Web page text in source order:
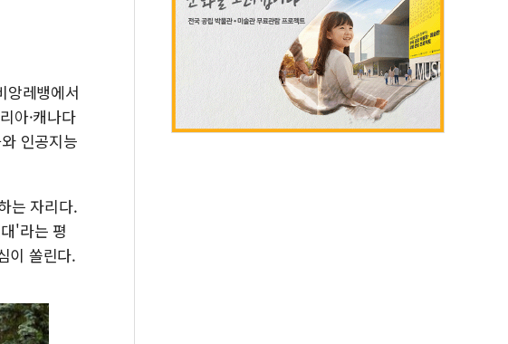
앙레뱅에서
아·캐나다
인공지능
는 자리다.
'라는 평
이 쏠린다.